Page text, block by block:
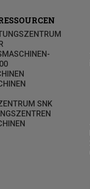
SNK